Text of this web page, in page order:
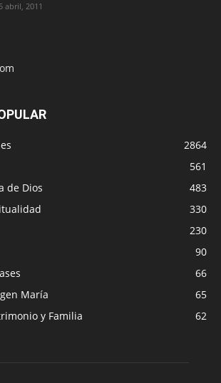
5 abril, 2011
2864
561
de Dios
483
330
230
90
66
María
65
y Familia
62